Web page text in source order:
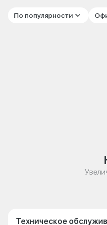
По популярности
Техническое